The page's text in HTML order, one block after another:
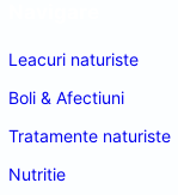
Leacuri naturiste
Boli & Afectiuni
Tratamente naturiste
Nutritie